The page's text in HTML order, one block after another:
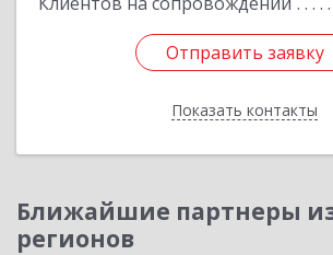
Отправить заявку
Показать контакты
Отправить заявку
Назад
Ближайшие партнеры
регионов